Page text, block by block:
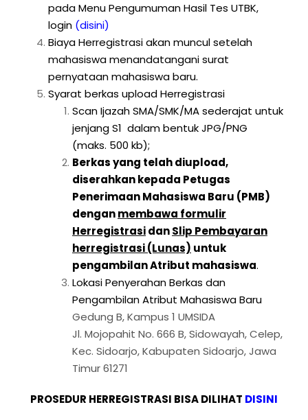
pada Menu Pengumuman Hasil Tes UTBK,
login (disini)
Biaya Herregistrasi akan muncul setelah
mahasiswa menandatangani surat
pernyataan mahasiswa baru.
Syarat berkas upload Herregistrasi
Scan Ijazah SMA/SMK/MA sederajat untuk
jenjang S1 dalam bentuk JPG/PNG
(maks. 500 kb);
Berkas yang telah diupload,
diserahkan kepada Petugas
Penerimaan Mahasiswa Baru (PMB)
denganmembawa formulir
HerregistrasidanSlip Pembayaran
herregistrasi (Lunas) untuk
pengambilan Atribut mahasiswa.
Lokasi Penyerahan Berkas dan
Pengambilan Atribut Mahasiswa Baru
Gedung B, Kampus 1 UMSIDA
Jl. Mojopahit No. 666 B, Sidowayah, Celep,
Kec. Sidoarjo, Kabupaten Sidoarjo, Jawa
Timur 61271
PROSEDUR HERREGISTRASI BISA DILIHAT DISINI